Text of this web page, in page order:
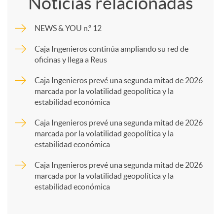
m
p
a
NEWS & YOU n.º 12
Caja Ingenieros continúa ampliando su red de
oficinas y llega a Reus
Caja Ingenieros prevé una segunda mitad de 2026
marcada por la volatilidad geopolítica y la
estabilidad económica
Caja Ingenieros prevé una segunda mitad de 2026
marcada por la volatilidad geopolítica y la
estabilidad económica
Caja Ingenieros prevé una segunda mitad de 2026
marcada por la volatilidad geopolítica y la
estabilidad económica